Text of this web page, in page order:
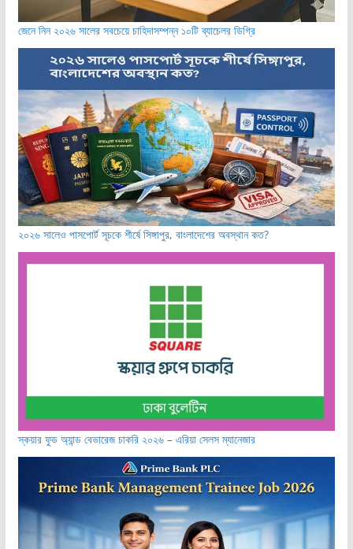
জেনে নিন ২০২৬ সালের সবচেয়ে চাহিদাসম্পন্ন ১০টি ব্যাচেলর ডিগ্রি
২০২৬ সালেও পাসপোর্ট সূচকে শীর্ষে সিঙ্গাপুর, বাংলাদেশের অবস্থান কত?
স্কয়ার ফুড অ্যান্ড বেভারেজ চাকরি ২০২৬ – এরিয়া সেলস ম্যানেজার